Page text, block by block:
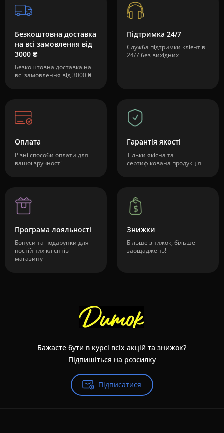
Безкоштовна доставка
на всі замовлення від
3000 ₴
Безкоштовна доставка на
всі замовлення від 3000 ₴
Підтримка 24/7
Служба підтримки клієнтів
24/7 без вихідних
Оплата
Різні способи оплати для
вашої зручності
Гарантія якості
Тільки якісна та
сертифікована продукція
Програма лояльності
Бонуси та подарунки для
постійних клієнтів
магазину
Знижки
Більше знижок, більше
заощаджень!
Бажаєте бути в курсі всіх акцій та знижок?
Підпишіться на розсилку
Підписатися